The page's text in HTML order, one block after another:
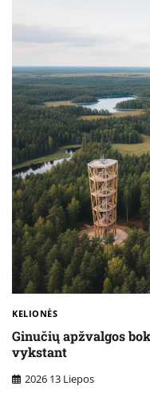
KELIONĖS
Ginučių apžvalgos
vykstant
2026 13 Liepos